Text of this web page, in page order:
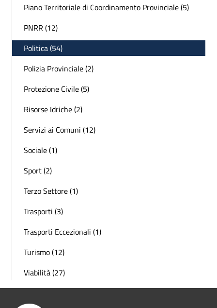
Piano Territoriale di Coordinamento Provinciale (5)
PNRR (12)
Politica (54)
Polizia Provinciale (2)
Protezione Civile (5)
Risorse Idriche (2)
Servizi ai Comuni (12)
Sociale (1)
Sport (2)
Terzo Settore (1)
Trasporti (3)
Trasporti Eccezionali (1)
Turismo (12)
Viabilità (27)